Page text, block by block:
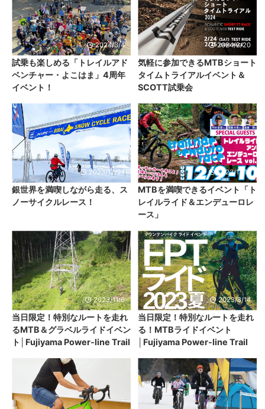
2024/3/4
試乗も楽しめる「トレイルアド
ベンチャー・よこはま」4周年
イベント！
2024/2/20
気軽に参加できるMTBショート
タイムトライアルイベント＆
SCOTT試乗会
2023/12/27
銀世界を満喫しながら走る、ス
ノーサイクルレース！
2023/11/17
MTBを満喫できるイベント「ト
レイルライド＆エンデューロレ
ース」
2023/11/6
当日限定！特別なルートを走れ
るMTB＆グラベルライドイベン
ト│Fujiyama Power-line Trail
2023/8/14
当日限定！特別なルートを走れ
る！MTBライドイベント
│Fujiyama Power-line Trail